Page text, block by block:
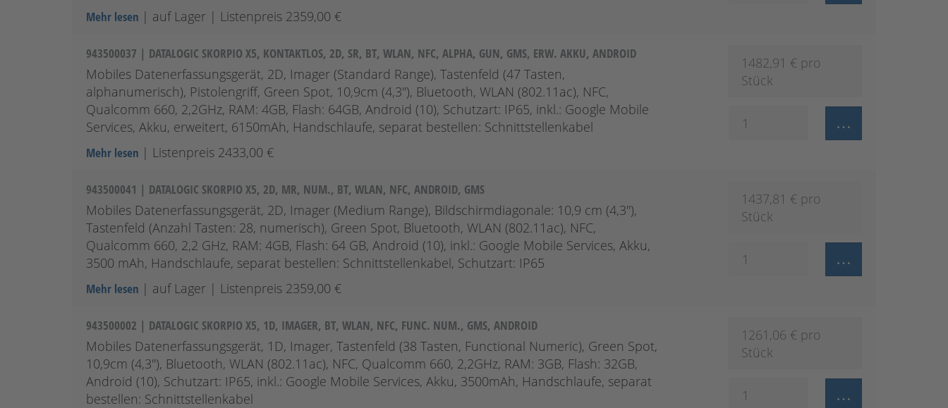
Mehr lesen | auf Lager | Listenpreis 2359,00 €
943500037 | DATALOGIC SKORPIO X5, KONTAKTLOS, 2D, SR, BT, WLAN, NFC, ALPHA, GUN, GMS, ERW. AKKU, ANDROID
Mobiles Datenerfassungsgerät, 2D, Imager (Standard Range), Tastenfeld (47 Tasten,
alphanumerisch), Pistolengriff, Green Spot, 10,9cm (4,3''), Bluetooth, WLAN (802.11ac), NFC,
Qualcomm 660, 2,2GHz, RAM: 4GB, Flash: 64GB, Android (10), Schutzart: IP65, inkl.: Google Mobile
Services, Akku, erweitert, 6150mAh, Handschlaufe, separat bestellen: Schnittstellenkabel
1482,91 € pro
Stück
Mehr lesen | Listenpreis 2433,00 €
943500041 | DATALOGIC SKORPIO X5, 2D, MR, NUM., BT, WLAN, NFC, ANDROID, GMS
Mobiles Datenerfassungsgerät, 2D, Imager (Medium Range), Bildschirmdiagonale: 10,9 cm (4,3''),
Tastenfeld (Anzahl Tasten: 28, numerisch), Green Spot, Bluetooth, WLAN (802.11ac), NFC,
Qualcomm 660, 2,2 GHz, RAM: 4GB, Flash: 64 GB, Android (10), inkl.: Google Mobile Services, Akku,
3500 mAh, Handschlaufe, separat bestellen: Schnittstellenkabel, Schutzart: IP65
1437,81 € pro
Stück
Mehr lesen | auf Lager | Listenpreis 2359,00 €
943500002 | DATALOGIC SKORPIO X5, 1D, IMAGER, BT, WLAN, NFC, FUNC. NUM., GMS, ANDROID
Mobiles Datenerfassungsgerät, 1D, Imager, Tastenfeld (38 Tasten, Functional Numeric), Green Spot,
10,9cm (4,3''), Bluetooth, WLAN (802.11ac), NFC, Qualcomm 660, 2,2GHz, RAM: 3GB, Flash: 32GB,
Android (10), Schutzart: IP65, inkl.: Google Mobile Services, Akku, 3500mAh, Handschlaufe, separat
bestellen: Schnittstellenkabel
1261,06 € pro
Stück